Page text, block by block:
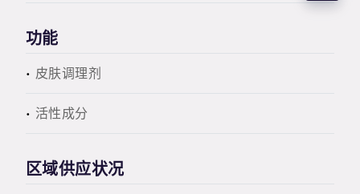
功能
皮肤调理剂
活性成分
区域供应状况